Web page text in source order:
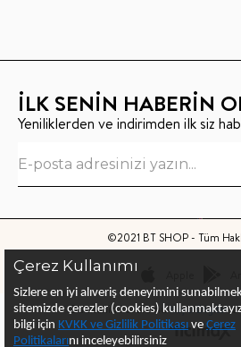
İLK SENİN HABERİN
Yeniliklerden ve indirimden ilk siz
©2021 BT SHOP - Tüm
Bu sitenin kurulumuKeyo Digital
Çerez Kullanımı
Sizlere en iyi alıveriş deneyimini
sitemizde çerezler (cookies)
bilgi için KVKK ve Gizlilik Politikası ve Çerez
Politikalarını inceleyebilirsiniz